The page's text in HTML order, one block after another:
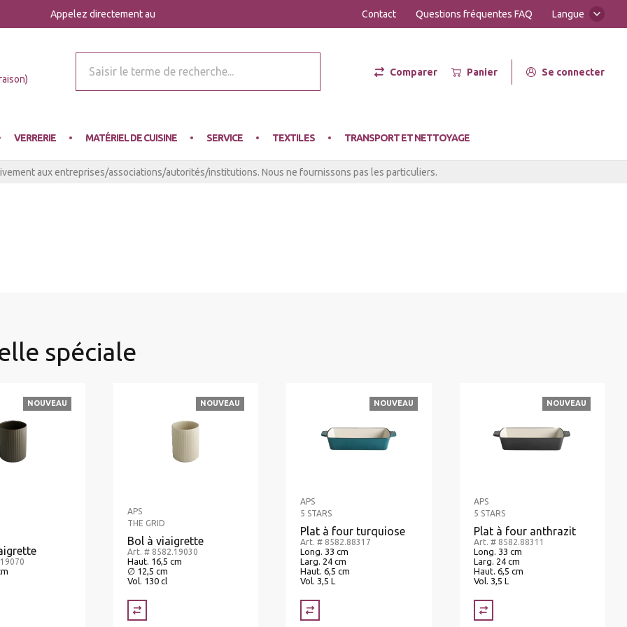
Appelez directement au Contact Questions fréquentes FAQ Langue
Meyer
Comparer Panier Se connecter
VERRERIE MATÉRIEL DE CUISINE SERVICE TEXTILES TRANSPORT ET NETTOYAGE
aux entreprises/associations/autorités/institutions. Nous ne fournissons pas les particuliers.
spéciale
NOUVEAU NOUVEAU
APS
THE GRID
Bol à viaigrette
Art. # 8582.19030
Haut. 16,5 cm
∅ 12,5 cm
Vol. 130 cl
NOUVEAU
APS
5 STARS
Plat à four turquiose
Art. # 8582.88317
Long. 33 cm
Larg. 24 cm
Haut. 6,5 cm
Vol. 3,5 L
NOUVEAU
APS
5 STARS
Plat à four anthrazit
Art. # 8582.88311
Long. 33 cm
Larg. 24 cm
Haut. 6,5 cm
Vol. 3,5 L